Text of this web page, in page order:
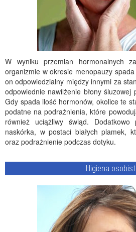
W wyniku przemian hormonalnych
organizmie w okresie menopauzy
on odpowiedzialny między innymi za
odpowiednie nawilżenie błony
Gdy spada ilość hormonów, okolice te
podatne na podrażnienia, które
również uciążliwy świąd. Dodatkowo
naskórka, w postaci białych plamek,
oraz podrażnienie podczas dotyku.
Higiena